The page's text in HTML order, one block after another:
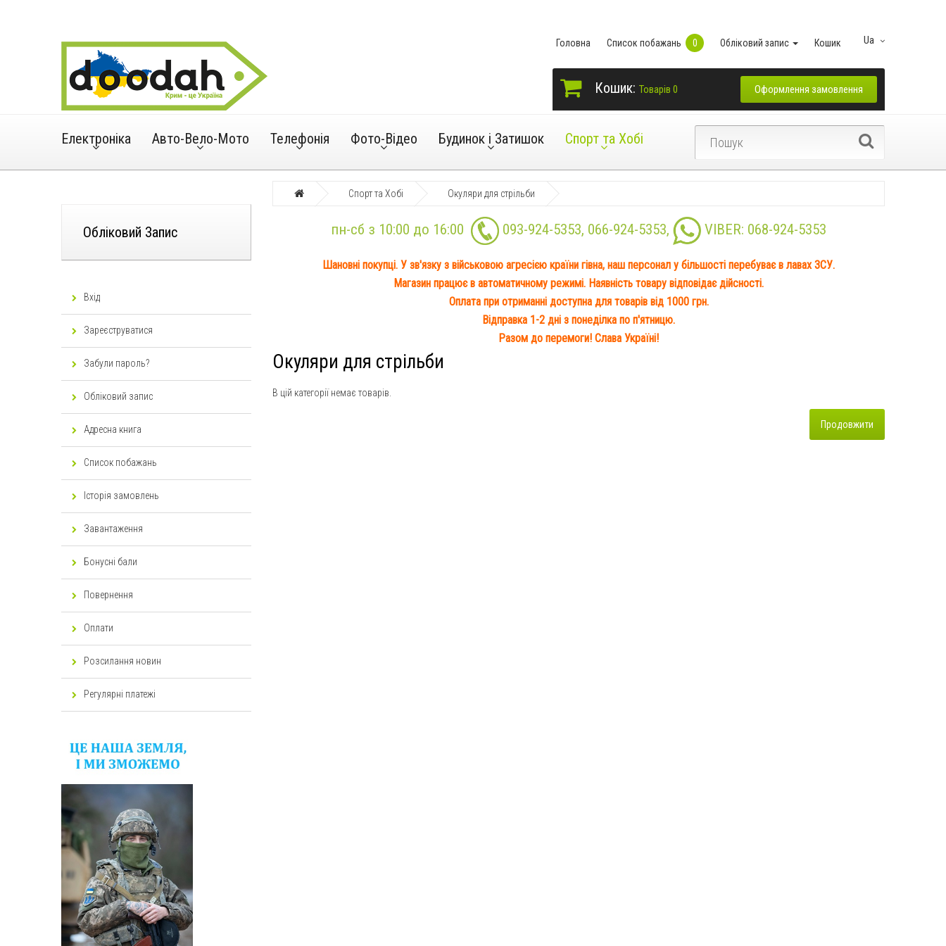
Ua
Головна Список побажань 0 Обліковий запис Кошик
Кошик: Товарів 0 Оформлення замовлення
Електроніка Авто-Вело-Мото Телефонія Фото-Відео Будинок і Затишок Спорт та Хобі
Обліковий Запис
Вхід
Зареєструватися
Забули пароль?
Обліковий запис
Адресна книга
Список побажань
Історія замовлень
Завантаження
Бонусні бали
Повернення
Оплати
Розсилання новин
Регулярні платежі
Спорт та Хобі Окуляри для стрільби
пн-сб з 10:00 до 16:00 093-924-5353, 066-924-5353, VIBER: 068-924-5353
Шановні покупці. У зв'язку з військовою агресією країни гівна, наш персонал у більшості перебуває в лавах ЗСУ.
Магазин працює в автоматичному режимі. Наявність товару відповідає дійсності.
Оплата при отриманні доступна для товарів від 1000 грн.
Відправка 1-2 дні з понеділка по п'ятницю.
Разом до перемоги! Слава Україні!
Окуляри для стрільби
В цій категорії немає товарів.
Продовжити